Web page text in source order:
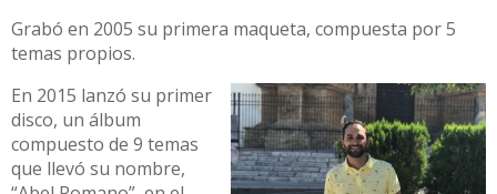
Grabó en 2005 su primera maqueta, compuesta por 5
temas propios.
En 2015 lanzó su primer
disco, un álbum
compuesto de 9 temas
que llevó su nombre,